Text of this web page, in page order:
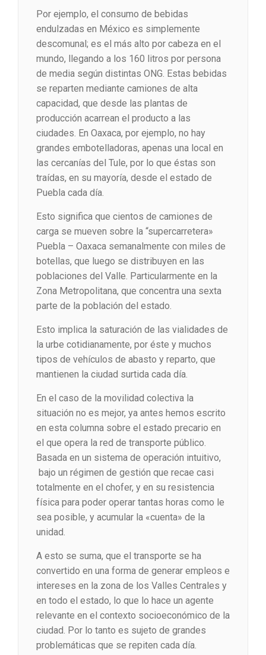
Por ejemplo, el consumo de bebidas
endulzadas en México es simplemente
descomunal; es el más alto por cabeza en el
mundo, llegando a los 160 litros por persona
de media según distintas ONG. Estas bebidas
se reparten mediante camiones de alta
capacidad, que desde las plantas de
producción acarrean el producto a las
ciudades. En Oaxaca, por ejemplo, no hay
grandes embotelladoras, apenas una local en
las cercanías del Tule, por lo que éstas son
traídas, en su mayoría, desde el estado de
Puebla cada día.
Esto significa que cientos de camiones de
carga se mueven sobre la “supercarretera»
Puebla – Oaxaca semanalmente con miles de
botellas, que luego se distribuyen en las
poblaciones del Valle. Particularmente en la
Zona Metropolitana, que concentra una sexta
parte de la población del estado.
Esto implica la saturación de las vialidades de
la urbe cotidianamente, por éste y muchos
tipos de vehículos de abasto y reparto, que
mantienen la ciudad surtida cada día.
En el caso de la movilidad colectiva la
situación no es mejor, ya antes hemos escrito
en esta columna sobre el estado precario en
el que opera la red de transporte público.
Basada en un sistema de operación intuitivo,
bajo un régimen de gestión que recae casi
totalmente en el chofer, y en su resistencia
física para poder operar tantas horas como le
sea posible, y acumular la «cuenta» de la
unidad.
A esto se suma, que el transporte se ha
convertido en una forma de generar empleos e
intereses en la zona de los Valles Centrales y
en todo el estado, lo que lo hace un agente
relevante en el contexto socioeconómico de la
ciudad. Por lo tanto es sujeto de grandes
problemáticas que se repiten cada día.